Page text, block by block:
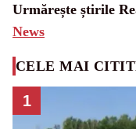
Urmărește știrile
News
CELE MAI
1